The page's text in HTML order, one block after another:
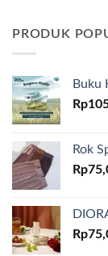
PRODUK
Buku
Rp
Rok
Rp
Rp